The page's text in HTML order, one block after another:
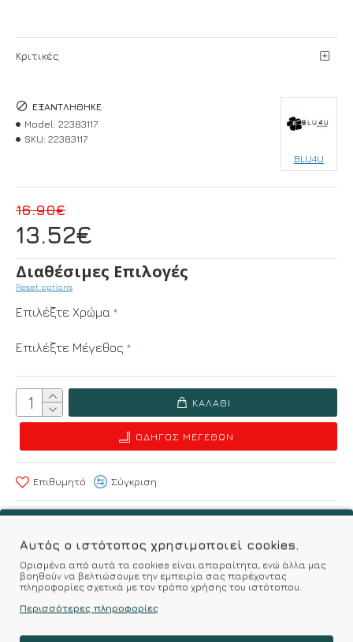
Κριτικές
13.52€
16.90€
ΕΞΑΝΤΛΉΘΗΚΕ
Model: 22383117
SKU: 22383117
BLU4U
Διαθέσιμες Επιλογές
Reset options
Επιλέξτε Χρώμα
Επιλέξτε Μέγεθος
ΚΑΛΆΘΙ
ΟΔΗΓΌΣ ΜΕΓΕΘΏΝ
Επιθυμητό Σύγκριση
Kalimeratzis Underwear : Προϊόντα Σχεδιασμένα για
Εσάς & Υφάσματα Υψηλής Ποιότητας για
Αξεπέραστη Αντοχή
Αυτός ο ιστότοπος χρησιμοποιεί cookies.
Ορισμένα από αυτά τα cookies είναι απαραίτητα, ενώ άλλα μας
βοηθούν να βελτιώσουμε την εμπειρία σας παρέχοντας
πληροφορίες σχετικά με τον τρόπο χρήσης του ιστότοπου.
Περισσότερες πληροφορίες